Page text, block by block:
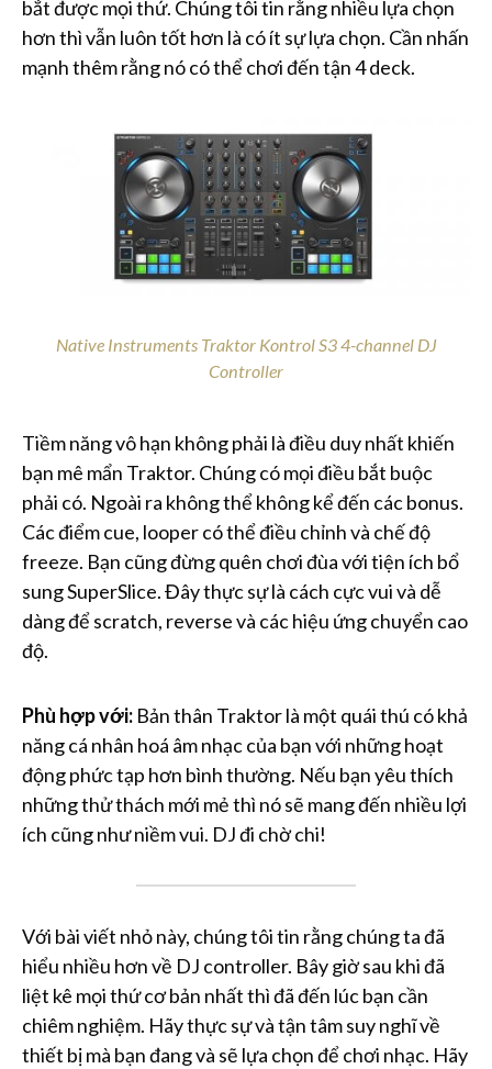
bắt được mọi thứ. Chúng tôi tin rằng nhiều lựa chọn
hơn thì vẫn luôn tốt hơn là có ít sự lựa chọn. Cần nhấn
mạnh thêm rằng nó có thể chơi đến tận 4 deck.
Native Instruments Traktor Kontrol S3 4-channel DJ
Controller
Tiềm năng vô hạn không phải là điều duy nhất khiến
bạn mê mẩn Traktor. Chúng có mọi điều bắt buộc
phải có. Ngoài ra không thể không kể đến các bonus.
Các điểm cue, looper có thể điều chỉnh và chế độ
freeze. Bạn cũng đừng quên chơi đùa với tiện ích bổ
sung SuperSlice. Đây thực sự là cách cực vui và dễ
dàng để scratch, reverse và các hiệu ứng chuyển cao
độ.
Phù hợp với: Bản thân Traktor là một quái thú có khả
năng cá nhân hoá âm nhạc của bạn với những hoạt
động phức tạp hơn bình thường. Nếu bạn yêu thích
những thử thách mới mẻ thì nó sẽ mang đến nhiều lợi
ích cũng như niềm vui. DJ đi chờ chi!
Với bài viết nhỏ này, chúng tôi tin rằng chúng ta đã
hiểu nhiều hơn về DJ controller. Bây giờ sau khi đã
liệt kê mọi thứ cơ bản nhất thì đã đến lúc bạn cần
chiêm nghiệm. Hãy thực sự và tận tâm suy nghĩ về
thiết bị mà bạn đang và sẽ lựa chọn để chơi nhạc. Hãy